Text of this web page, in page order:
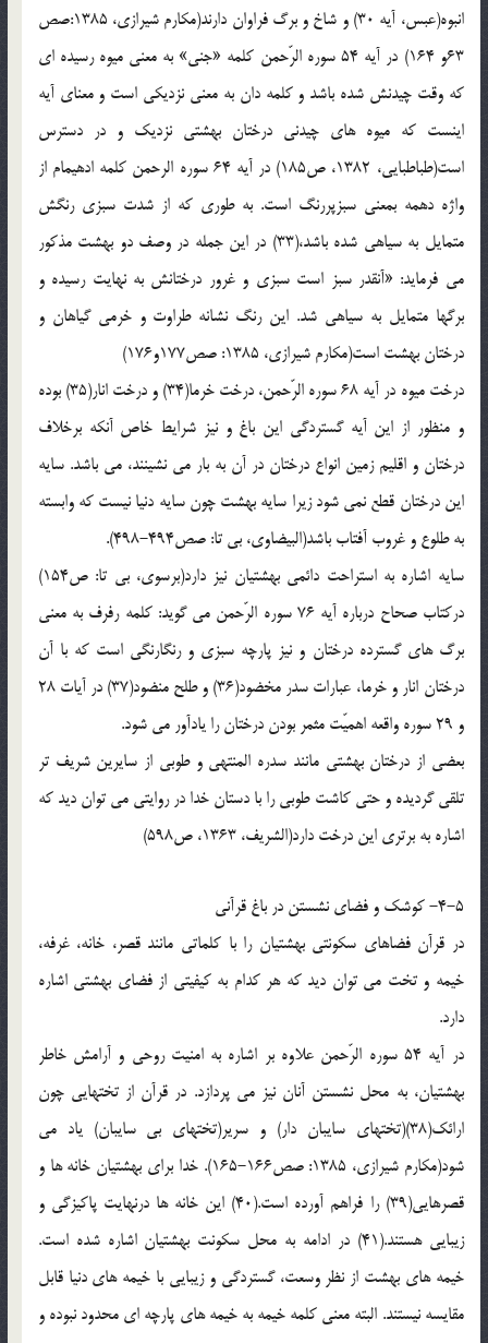
انبوه(عبس، آیه 30) و شاخ و برگ فراوان دارند(مکارم شیرازی، 1385:صص
63و 164) در آیه 54 سوره الرّحمن کلمه «جنی» به معنی میوه رسیده ای
که وقت چیدنش شده باشد و کلمه دان به معنی نزدیکی است و معنای آیه
اینست که میوه های چیدنی درختان بهشتی نزدیک و در دسترس
است(طباطبایی، 1382، ص185) در آیه 64 سوره الرحمن کلمه ادهیمام از
واژه دهمه بمعنی سبزپررنگ است. به طوری که از شدت سبزی رنگش
متمایل به سیاهی شده باشد،(33) در این جمله در وصف دو بهشت مذکور
می فرماید: «آنقدر سبز است سبزی و غرور درختانش به نهایت رسیده و
برگها متمایل به سیاهی شد. این رنگ نشانه طراوت و خرمی گیاهان و
درختان بهشت است(مکارم شیرازی، 1385: صص177و176)
درخت میوه در آیه 68 سوره الرّحمن، درخت خرما(34) و درخت انار(35) بوده
و منظور از این آیه گستردگی این باغ و نیز شرایط خاص آنکه برخلاف
درختان و اقلیم زمین انواع درختان در آن به بار می نشینند، می باشد. سایه
این درختان قطع نمی شود زیرا سایه بهشت چون سایه دنیا نیست که وابسته
به طلوع و غروب آفتاب باشد(البیضاوی، بی تا: صص494-498).
سایه اشاره به استراحت دائمی بهشتیان نیز دارد(برسوی، بی تا: ص154)
درکتاب صحاح درباره آیه 76 سوره الرّحمن می گوید: کلمه رفرف به معنی
برگ های گسترده درختان و نیز پارچه سبزی و رنگارنگی است که با آن
درختان انار و خرما، عبارات سدر مخضود(36) و طلح منضود(37) در آیات 28
و 29 سوره واقعه اهمیّت مثمر بودن درختان را یادآور می شود.
بعضی از درختان بهشتی مانند سدره المنتهی و طوبی از سایرین شریف تر
تلقی گردیده و حتی کاشت طوبی را با دستان خدا در روایتی می توان دید که
اشاره به برتری این درخت دارد(الشریف، 1363، ص598)
4-5- کوشک و فضای نشستن در باغ قرآنی
در قرآن فضاهای سکونتی بهشتیان را با کلماتی مانند قصر، خانه، غرفه،
خیمه و تخت می توان دید که هر کدام به کیفیتی از فضای بهشتی اشاره
دارد.
در آیه 54 سوره الرّحمن علاوه بر اشاره به امنیت روحی و آرامش خاطر
بهشتیان، به محل نشستن آنان نیز می پردازد. در قرآن از تختهایی چون
ارائک(38)(تختهای سایبان دار) و سریر(تختهای بی سایبان) یاد می
شود(مکارم شیرازی، 1385: صص166-165). خدا برای بهشتیان خانه ها و
قصرهایی(39) را فراهم آورده است.(40) این خانه ها درنهایت پاکیزگی و
زیبایی هستند.(41) در ادامه به محل سکونت بهشتیان اشاره شده است.
خیمه های بهشت از نظر وسعت، گستردگی و زیبایی با خیمه های دنیا قابل
مقایسه نیستند. البته معنی کلمه خیمه به خیمه های پارچه ای محدود نبوده و